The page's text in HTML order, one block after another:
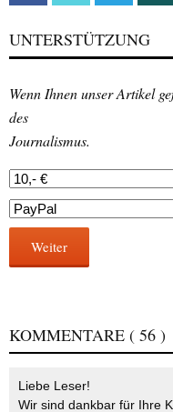
UNTERSTÜTZUNG
Wenn Ihnen unser Artikel
des
Journalismus.
Weiter
KOMMENTARE ( 56 )
Liebe Leser!
Wir sind dankbar für Ihre